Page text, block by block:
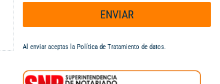
ENVIAR
Al enviar aceptas la Política de Tratamiento de datos.